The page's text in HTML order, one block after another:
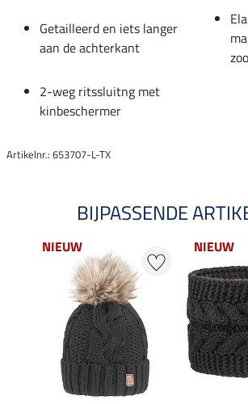
Getailleerd en iets langer
aan de achterkant
2-weg ritssluitng met
kinbeschermer
Artikelnr.: 653707-L-TX
BIJPASSENDE
NIEUW NIEUW